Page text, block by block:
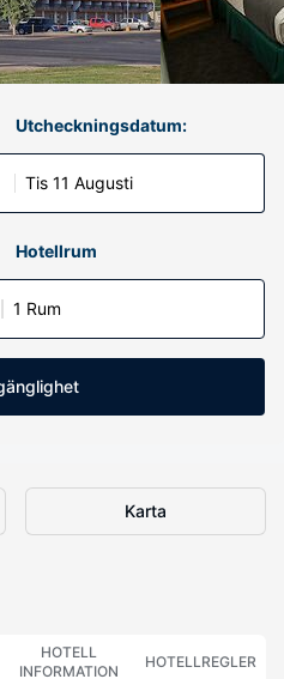
Utcheckningsdatum:
Tis 11 Augusti
Hotellrum
1 Rum
Karta
HOTELL
INFORMATION
HOTELLREGLER